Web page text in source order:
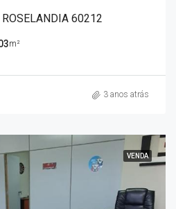
60212
m²
3 anos atrás
VENDA